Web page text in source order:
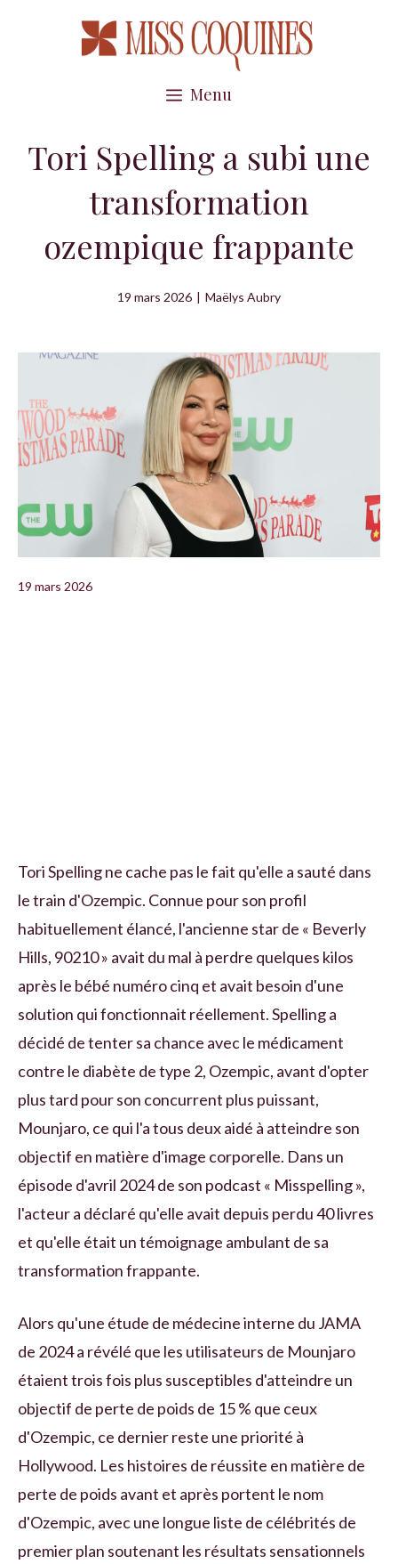
Menu
Tori Spelling a subi une
transformation
ozempique frappante
19 mars 2026 | Maëlys Aubry
19 mars 2026
Tori Spelling ne cache pas le fait qu'elle a sauté dans
le train d'Ozempic. Connue pour son profil
habituellement élancé, l'ancienne star de « Beverly
Hills, 90210 » avait du mal à perdre quelques kilos
après le bébé numéro cinq et avait besoin d'une
solution qui fonctionnait réellement. Spelling a
décidé de tenter sa chance avec le médicament
contre le diabète de type 2, Ozempic, avant d'opter
plus tard pour son concurrent plus puissant,
Mounjaro, ce qui l'a tous deux aidé à atteindre son
objectif en matière d'image corporelle. Dans un
épisode d'avril 2024 de son podcast « Misspelling »,
l'acteur a déclaré qu'elle avait depuis perdu 40 livres
et qu'elle était un témoignage ambulant de sa
transformation frappante.
Alors qu'une étude de médecine interne du JAMA
de 2024 a révélé que les utilisateurs de Mounjaro
étaient trois fois plus susceptibles d'atteindre un
objectif de perte de poids de 15 % que ceux
d'Ozempic, ce dernier reste une priorité à
Hollywood. Les histoires de réussite en matière de
perte de poids avant et après portent le nom
d'Ozempic, avec une longue liste de célébrités de
premier plan soutenant les résultats sensationnels